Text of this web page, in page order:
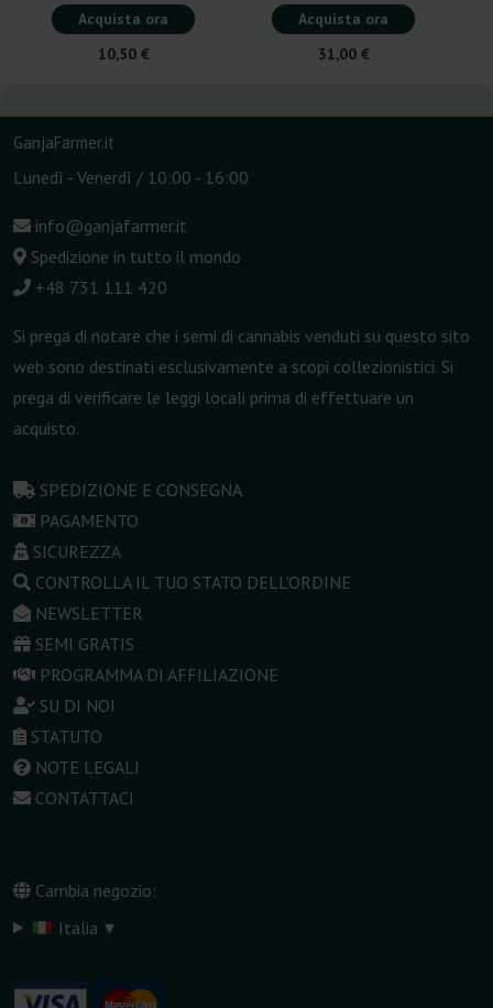
Acquista ora
10,50 €
Acquista ora
31,00 €
GanjaFarmer.it
Lunedì - Venerdì / 10:00 - 16:00
info@ganjafarmer.it
Spedizione in tutto il mondo
+48 731 111 420
Si prega di notare che i semi di cannabis venduti su questo sito
web sono destinati esclusivamente a scopi collezionistici. Si
prega di verificare le leggi locali prima di effettuare un
acquisto.
SPEDIZIONE E CONSEGNA
PAGAMENTO
SICUREZZA
CONTROLLA IL TUO STATO DELL'ORDINE
NEWSLETTER
SEMI GRATIS
PROGRAMMA DI AFFILIAZIONE
SU DI NOI
STATUTO
NOTE LEGALI
CONTATTACI
Cambia negozio:
Italia ▾